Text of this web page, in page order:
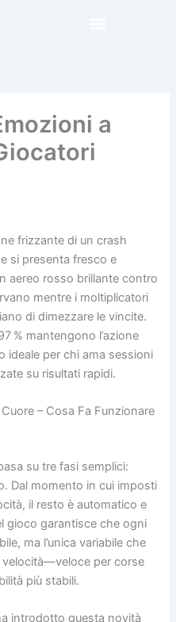
a
frizzante di un crash
si presenta fresco e
aereo rosso brillante contro
mentre i moltiplicatori
di dimezzare le vincite.
% mantengono l’azione
ideale per chi ama sessioni
su risultati rapidi.
– Cosa Fa Funzionare
su tre fasi semplici:
Dal momento in cui imposti
il resto è automatico e
gioco garantisce che ogni
ma l’unica variabile che
velocità—veloce per corse
più stabili.
introdotto questa novità